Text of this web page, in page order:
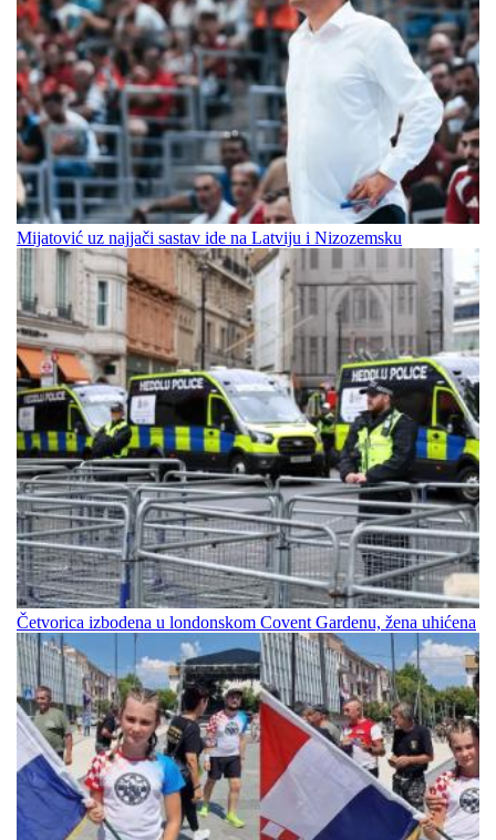
Mijatović uz najjači sastav ide na Latviju i Nizozemsku
Četvorica izbodena u londonskom Covent Gardenu, žena uhićena